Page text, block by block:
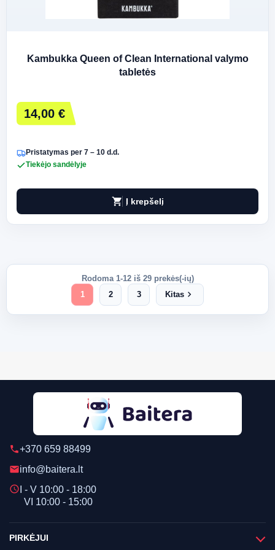
Kambukka Queen of Clean International valymo
tabletės
14,00 €
Pristatymas per 7 – 10 d.d.
Tiekėjo sandėlyje
shopping_cart Į krepšelį
Rodoma 1-12 iš 29 prekės(-ių)
1
2 3 Kitas chevron_right
phone+370 659 88499
emailinfo@baitera.lt
schedule I - V 10:00 - 18:00
VI 10:00 - 15:00
PIRKĖJUI